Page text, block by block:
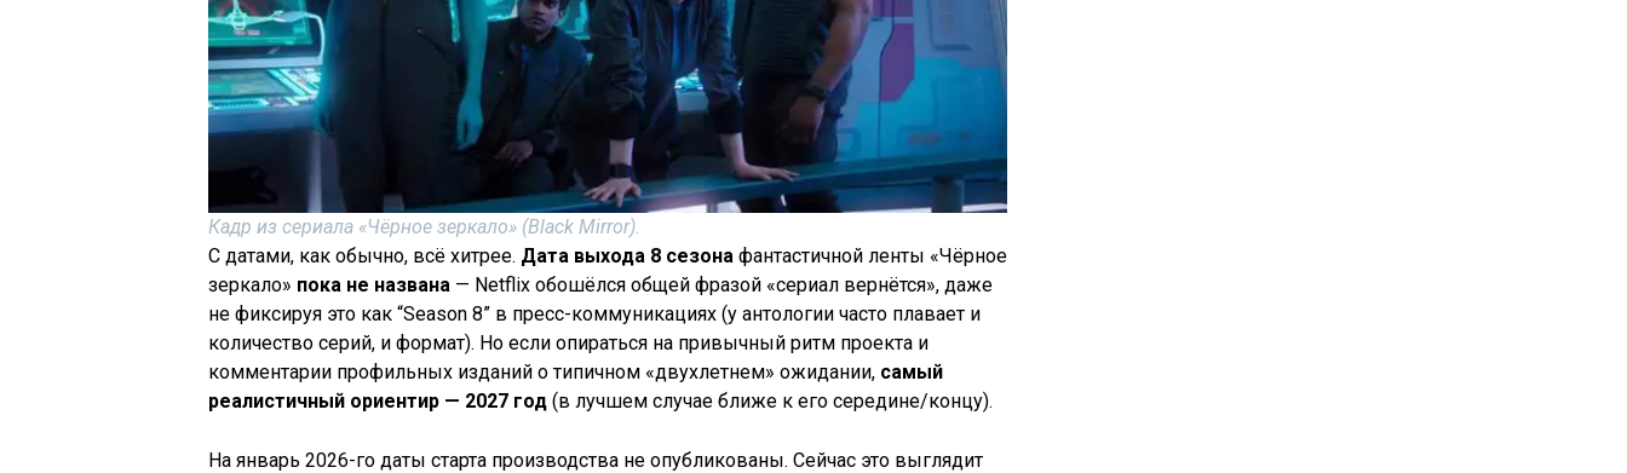
Кадр из сериала «Чёрное зеркало» (Black Mirror).
С датами, как обычно, всё хитрее. Дата выхода 8 сезона фантастичной ленты «Чёрное
зеркало» пока не названа — Netflix обошёлся общей фразой «сериал вернётся», даже
не фиксируя это как “Season 8” в пресс-коммуникациях (у антологии часто плавает и
количество серий, и формат). Но если опираться на привычный ритм проекта и
комментарии профильных изданий о типичном «двухлетнем» ожидании, самый
реалистичный ориентир — 2027 год (в лучшем случае ближе к его середине/концу).
На январь 2026-го даты старта производства не опубликованы. Сейчас это выглядит